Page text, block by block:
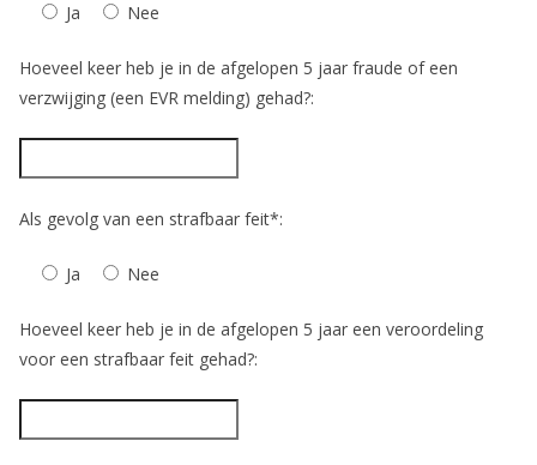
Ja Nee
Hoeveel keer heb je in de afgelopen 5 jaar fraude of een
verzwijging (een EVR melding) gehad?:
Als gevolg van een strafbaar feit*:
Ja Nee
Hoeveel keer heb je in de afgelopen 5 jaar een veroordeling
voor een strafbaar feit gehad?: